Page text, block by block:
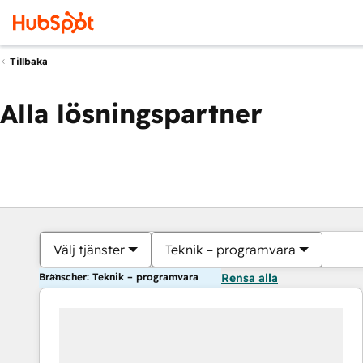
Tillbaka
Alla lösningspartner
Välj tjänster Teknik – programvara
Branscher: Teknik – programvara Rensa alla